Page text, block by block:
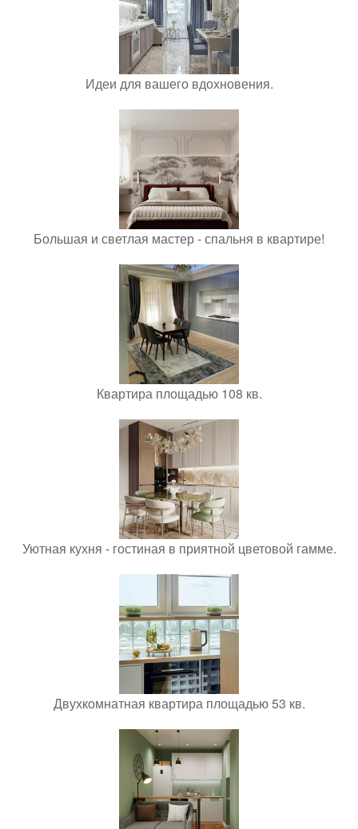
Идеи для вашего вдохновения.
Большая и светлая мастер - спальня в квартире!
Квартира площадью 108 кв.
Уютная кухня - гостиная в приятной цветовой гамме.
Двухкомнатная квартира площадью 53 кв.